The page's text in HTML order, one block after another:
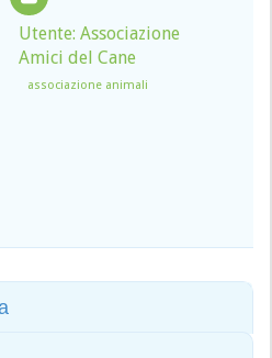
Utente: Associazione
Amici del Cane
associazione animali